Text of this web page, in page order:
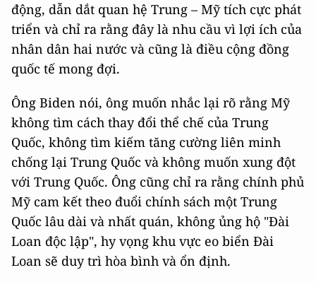
động, dẫn dắt quan hệ Trung – Mỹ tích cực phát
triển và chỉ ra rằng đây là nhu cầu vì lợi ích của
nhân dân hai nước và cũng là điều cộng đồng
quốc tế mong đợi.
Ông Biden nói, ông muốn nhắc lại rõ rằng Mỹ
không tìm cách thay đổi thể chế của Trung
Quốc, không tìm kiếm tăng cường liên minh
chống lại Trung Quốc và không muốn xung đột
với Trung Quốc. Ông cũng chỉ ra rằng chính phủ
Mỹ cam kết theo đuổi chính sách một Trung
Quốc lâu dài và nhất quán, không ủng hộ "Đài
Loan độc lập", hy vọng khu vực eo biển Đài
Loan sẽ duy trì hòa bình và ổn định.